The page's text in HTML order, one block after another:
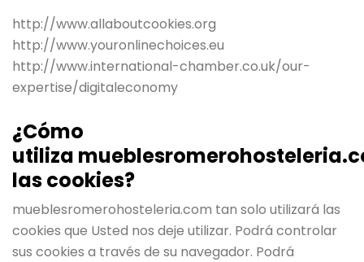
http://www.allaboutcookies.org
http://www.youronlinechoices.eu
http://www.international-chamber.co.uk/our-
expertise/digitaleconomy
¿Cómo
utiliza
las cookies?
mueblesromerohosteleria.com tan solo utilizará las
cookies que Usted nos deje utilizar. Podrá controlar
sus cookies a través de su navegador. Podrá